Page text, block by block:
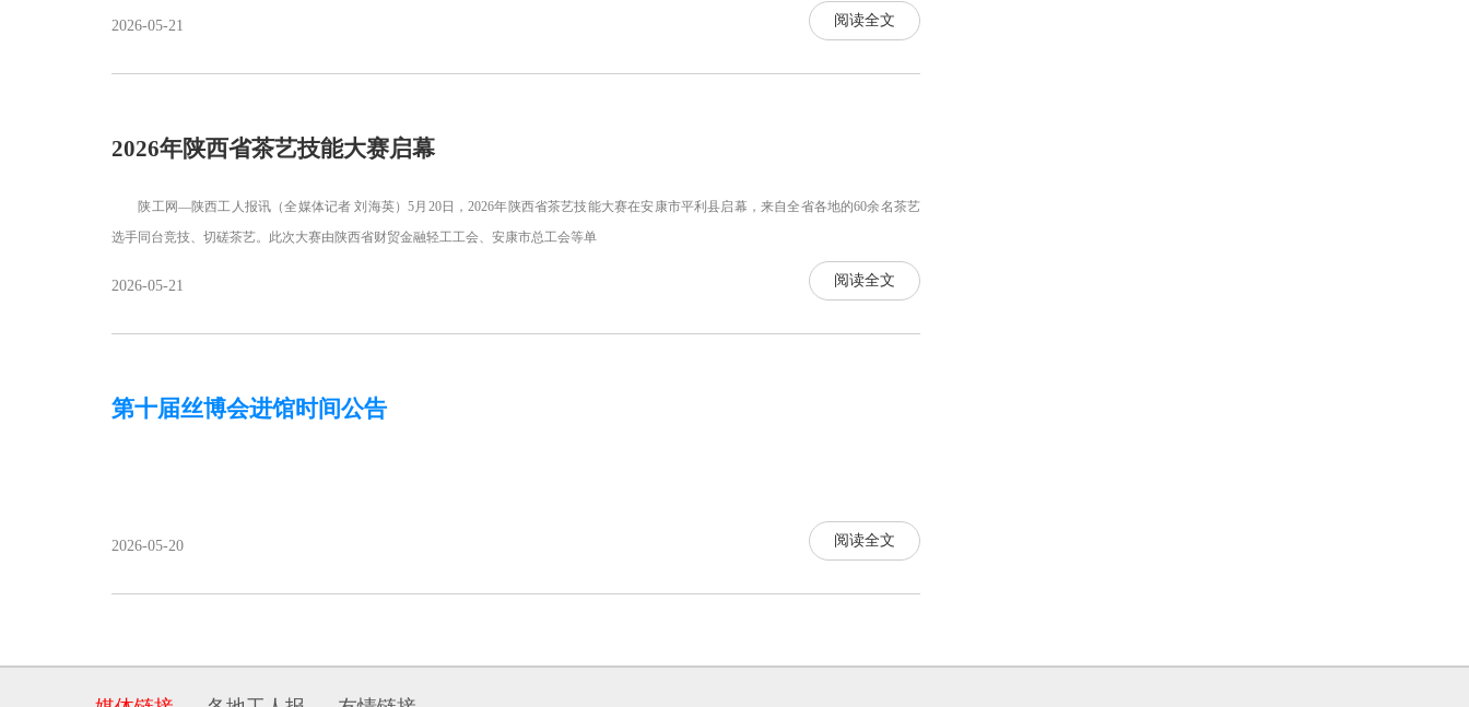
2026-05-21 阅读全文
2026年陕西省茶艺技能大赛启幕
陕工网—陕西工人报讯（全媒体记者 刘海英）5月20日，2026年陕西省茶艺技能大赛在安康市平利县启幕，来自全省各地的60余名茶艺
选手同台竞技、切磋茶艺。此次大赛由陕西省财贸金融轻工工会、安康市总工会等单
2026-05-21 阅读全文
第十届丝博会进馆时间公告
2026-05-20 阅读全文